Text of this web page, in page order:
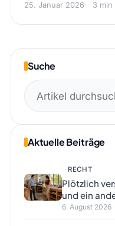
25. Januar 2026 3 min
Suche
Suchen
nach:
Aktuelle Beiträge
RECHT
Plötzlich
und ein
6. August 2026